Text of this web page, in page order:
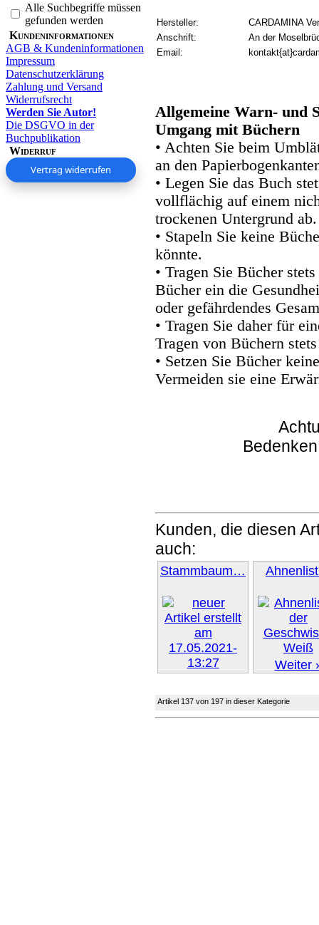
Alle Suchbegriffe müssen
gefunden werden
Kundeninformationen
AGB & Kundeninformationen
Impressum
Datenschutzerklärung
Zahlung und Versand
Widerrufsrecht
Werden Sie Autor!
Die DSGVO in der
Buchpublikation
Widerruf
Vertrag widerrufen
Hersteller:
CARDAMINA
Anschrift:
An der
Email:
Allgemeine Warn- und
Umgang mit Büchern
• Achten Sie beim
an den
• Legen Sie das Buch
vollflächig auf einem
trockenen Untergrund ab.
• Stapeln Sie keine
könnte.
• Tragen Sie Bücher
Bücher ein die
oder gefährdendes
• Tragen Sie daher für
Tragen von Büchern
• Setzen Sie Bücher
Vermeiden sie eine
Kunden, die diesen
auch:
Stammbaum…
Weiter
Artikel 137 von 197 in dieser Kategorie